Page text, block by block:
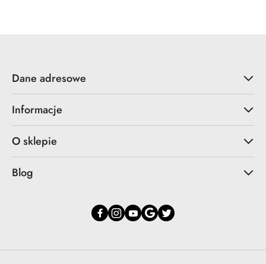
Dane adresowe
Informacje
O sklepie
Blog